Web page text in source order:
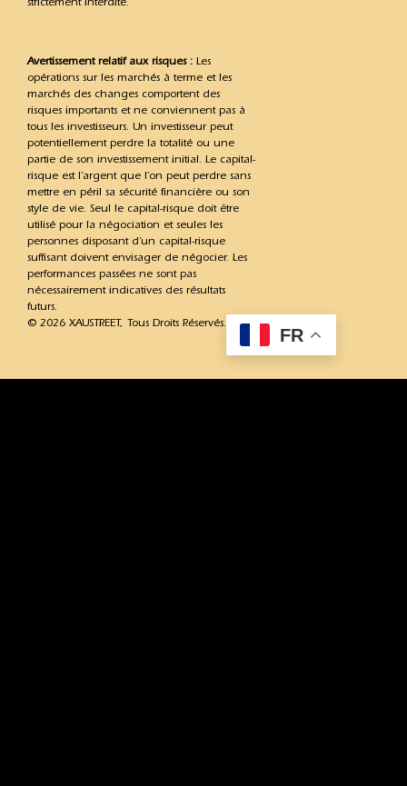
Avertissement relatif aux risques : Les
opérations sur les marchés à terme et les
marchés des changes comportent des
risques importants et ne conviennent pas à
tous les investisseurs. Un investisseur peut
potentiellement perdre la totalité ou une
partie de son investissement initial. Le capital-
risque est l’argent que l’on peut perdre sans
mettre en péril sa sécurité financière ou son
style de vie. Seul le capital-risque doit être
utilisé pour la négociation et seules les
personnes disposant d’un capital-risque
suffisant doivent envisager de négocier. Les
performances passées ne sont pas
nécessairement indicatives des résultats
futurs.
© 2026 XAUSTREET, Tous Droits Réservés.
FR